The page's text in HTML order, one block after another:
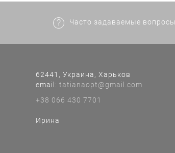
Часто задаваемые вопросы
62441, Украина, Харьков
еmail: tatianaopt@gmail.com
+38 066 430 7701
Ирина